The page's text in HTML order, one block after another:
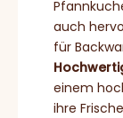
auch
für
einem
ihre